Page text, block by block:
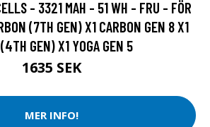
- 3321 MAH - 51 WH - FRU - FÖR
(7TH GEN) X1 CARBON GEN 8 X1
GEN) X1 YOGA GEN 5
1635 SEK
MER INFO!